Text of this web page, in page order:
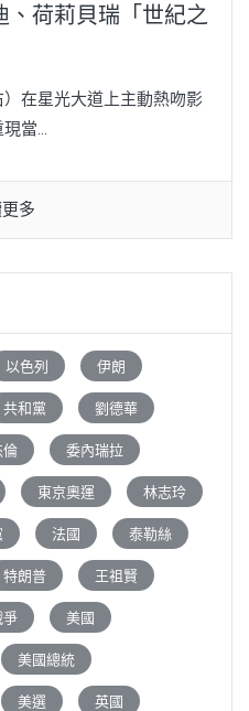
、荷莉貝瑞「世紀之
在星光大道上主動熱吻影
當...
多
以色列 伊朗
共和黨 劉德華
倫 委內瑞拉
東京奧運 林志玲
法國 泰勒絲
特朗普 王祖賢
爭 美國
美國總統
美選 英國